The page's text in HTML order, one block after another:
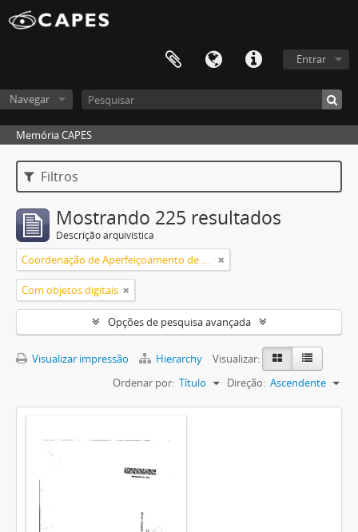
Entrar
Navegar
Memória CAPES
Filtros
Mostrando 225 resultados
Descrição arquivística
Coordenação de Aperfeiçoamento de Pessoal de Nível Superior (CAPES)
Com objetos digitais
Opções de pesquisa avançada
Visualizar impressão Hierarchy
Visualizar:
Ordenar por: Título Direção: Ascendente